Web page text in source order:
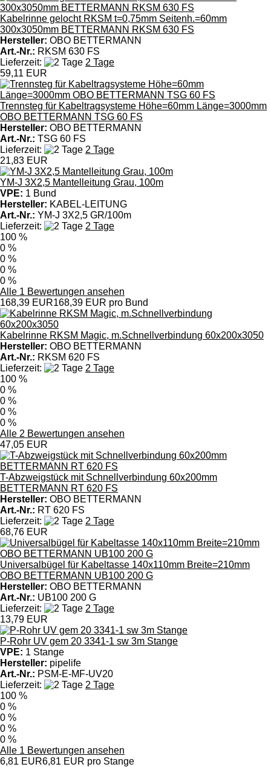
Kabelrinne gelocht RKSM t=0,75mm Seitenh.=60mm
300x3050mm BETTERMANN RKSM 630 FS
Hersteller: OBO BETTERMANN
Art.-Nr.: RKSM 630 FS
Lieferzeit:
2 Tage
59,11 EUR
Trennsteg für Kabeltragsysteme Höhe=60mm Länge=3000mm
OBO BETTERMANN TSG 60 FS
Hersteller: OBO BETTERMANN
Art.-Nr.: TSG 60 FS
Lieferzeit:
2 Tage
21,83 EUR
YM-J 3X2,5 Mantelleitung Grau, 100m
VPE: 1 Bund
Hersteller: KABEL-LEITUNG
Art.-Nr.: YM-J 3X2,5 GR/100m
Lieferzeit:
2 Tage
100 %
0 %
0 %
0 %
0 %
Alle 1 Bewertungen ansehen
168,39 EUR168,39 EUR pro Bund
Kabelrinne RKSM Magic, m.Schnellverbindung 60x200x3050
Hersteller: OBO BETTERMANN
Art.-Nr.: RKSM 620 FS
Lieferzeit:
2 Tage
100 %
0 %
0 %
0 %
0 %
Alle 2 Bewertungen ansehen
47,05 EUR
T-Abzweigstück mit Schnellverbindung 60x200mm
BETTERMANN RT 620 FS
Hersteller: OBO BETTERMANN
Art.-Nr.: RT 620 FS
Lieferzeit:
2 Tage
68,76 EUR
Universalbügel für Kabeltasse 140x110mm Breite=210mm
OBO BETTERMANN UB100 200 G
Hersteller: OBO BETTERMANN
Art.-Nr.: UB100 200 G
Lieferzeit:
2 Tage
13,79 EUR
P-Rohr UV gem 20 3341-1 sw 3m Stange
VPE: 1 Stange
Hersteller: pipelife
Art.-Nr.: PSM-E-MF-UV20
Lieferzeit:
2 Tage
100 %
0 %
0 %
0 %
0 %
Alle 1 Bewertungen ansehen
6,81 EUR6,81 EUR pro Stange